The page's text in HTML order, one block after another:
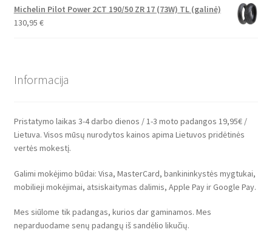
Michelin Pilot Power 2CT 190/50 ZR 17 (73W) TL (galinė)
130,95 €
Informacija
Pristatymo laikas 3-4 darbo dienos / 1-3 moto padangos 19,95€ /
Lietuva. Visos mūsų nurodytos kainos apima Lietuvos pridėtinės
vertės mokestį.
Galimi mokėjimo būdai: Visa, MasterCard, bankininkystės mygtukai,
mobilieji mokėjimai, atsiskaitymas dalimis, Apple Pay ir Google Pay.
Mes siūlome tik padangas, kurios dar gaminamos. Mes
neparduodame senų padangų iš sandėlio likučių.